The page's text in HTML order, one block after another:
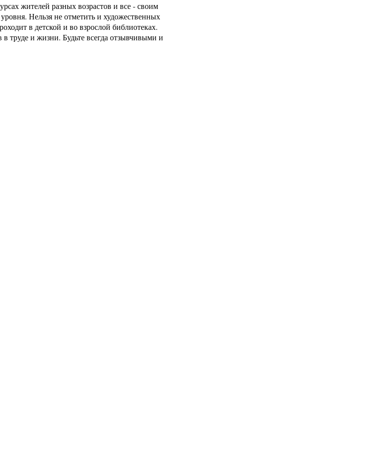
жителей разных возрастов и все - своим
Нельзя не отметить и художественных
в детской и во взрослой библиотеках.
труде и жизни. Будьте всегда отзывчивыми и